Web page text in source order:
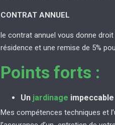
CONTRAT ANNUEL
le contrat annuel vous donne
résidence et une remise de 5%
Points forts :
Un jardinage impeccable
Mes compétences techniques et